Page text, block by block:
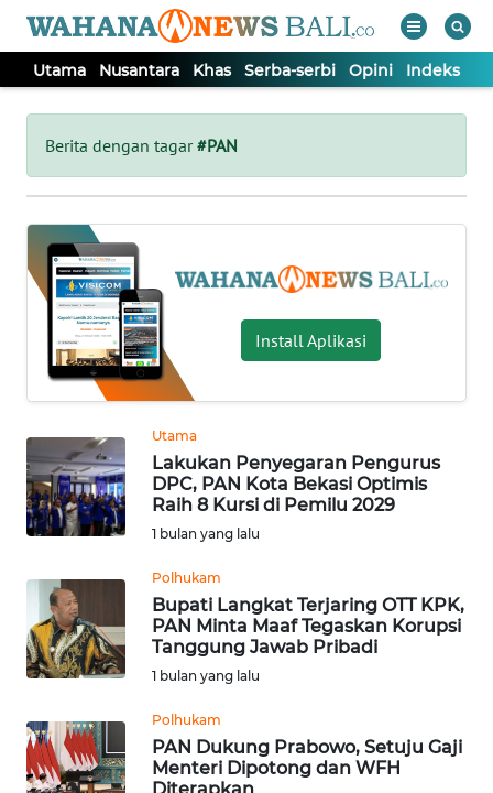
Utama Nusantara Khas Serba-serbi Opini Indeks
Berita dengan tagar#PAN
Install Aplikasi
Utama
Lakukan Penyegaran Pengurus
DPC, PAN Kota Bekasi Optimis
Raih 8 Kursi di Pemilu 2029
1 bulan yang lalu
Polhukam
Bupati Langkat Terjaring OTT KPK,
PAN Minta Maaf Tegaskan Korupsi
Tanggung Jawab Pribadi
1 bulan yang lalu
Polhukam
PAN Dukung Prabowo, Setuju Gaji
Menteri Dipotong dan WFH
Tutup
UTAMA
NUSANTARA
KHAS
SERBA-
SERBI
OPINI
Informasi
INDEKS
BERITA
KONTAK
KAMI
INFO
IKLAN